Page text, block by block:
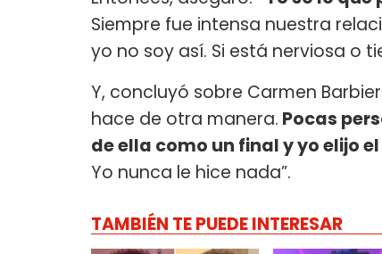
Siempre fue intensa nuestra
yo no soy así. Si está nerviosa o
Y, concluyó sobre Carmen
hace de otra manera. Pocas
de ella como un final y yo elijo
Yo nunca le hice nada”.
TAMBIÉN TE PUEDE INTERESAR